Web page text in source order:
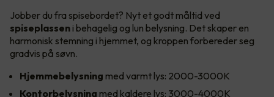
Jobber du fra spisebordet? Nyt et godt måltid ved
spiseplassen i behagelig og lun belysning. Det skaper en
harmonisk stemning i hjemmet, og kroppen forbereder seg
gradvis på søvn.
Hjemmebelysning med varmt lys: 2000-3000K
Kontorbelysning med kaldere lys: 3000-4000K